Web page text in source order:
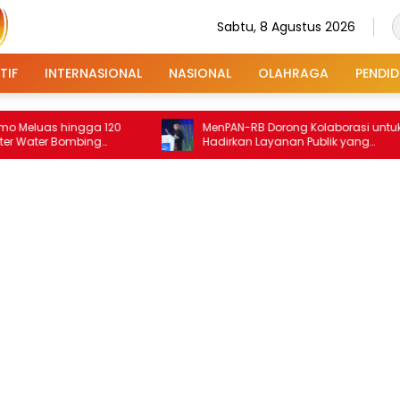
Sabtu, 8 Agustus 2026
INTERNASIONAL NASIONAL OLAHRAGA
hingga 120
MenPAN-RB Dorong Kolaborasi untuk
Hadirkan Layanan Publik yang
Terintegrasi dan Inklusif